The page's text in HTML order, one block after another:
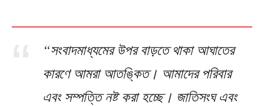
“সংবাদমাধ্যমের উপর বাড়তে থাকা আঘাতের
কারণে আমরা আতঙ্কিত। আমাদের পরিবার
এবং সম্পত্তি নষ্ট করা হচ্ছে। জাতিসংঘ এবং